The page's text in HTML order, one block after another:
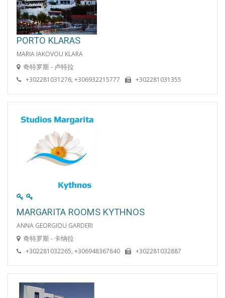
PORTO KLARAS
MARIA IAKOVOU KLARA
奇特罗斯 - 卢特拉
+302281031276, +306932215777 +302281031355
MARGARITA ROOMS KYTHNOS
ANNA GEORGIOU GARDERI
奇特罗斯 - 卡纳拉
+302281032265, +306948367840 +302281032887